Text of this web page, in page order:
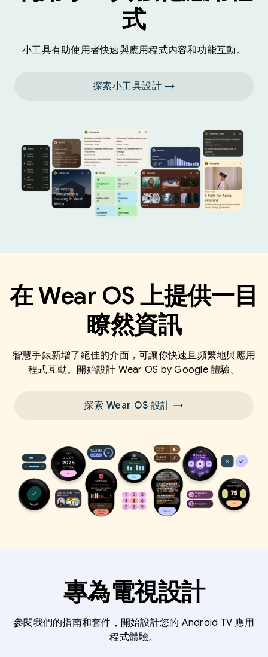
式
小工具有助使用者快速與應用程式內容和功能互動。
探索小工具設計 →
在 Wear OS 上提供一目
瞭然資訊
智慧手錶新增了絕佳的介面，可讓你快速且頻繁地與應用
程式互動。開始設計 Wear OS by Google 體驗。
探索 Wear OS 設計 →
專為電視設計
參閱我們的指南和套件，開始設計您的 Android TV 應用
程式體驗。